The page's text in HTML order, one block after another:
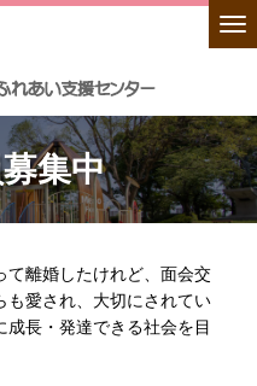
集中
て離婚したけれど、面会交
も愛され、大切にされてい
長・発達できる社会を目